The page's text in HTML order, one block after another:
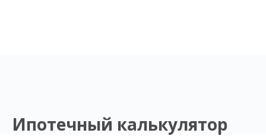
Ипотечный калькулятор